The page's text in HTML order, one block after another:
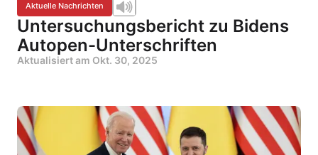
Aktuelle Nachrichten
Untersuchungsbericht zu Bidens
Autopen-Unterschriften
Aktualisiert am Okt. 30, 2025